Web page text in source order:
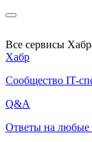
Все сервисы
Хабр
Сообщество IT-
Q&A
Ответы на любые